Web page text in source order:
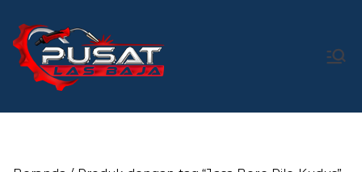
konten
Baja
Pusat Bengkel Las Profesional di Indonesia